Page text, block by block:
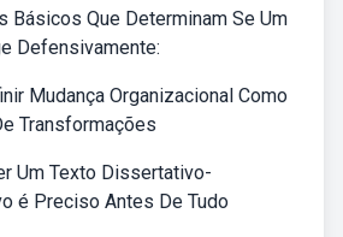
Básicos Que Determinam Se Um
Defensivamente:
Mudança Organizacional Como
Transformações
Um Texto Dissertativo-
é Preciso Antes De Tudo